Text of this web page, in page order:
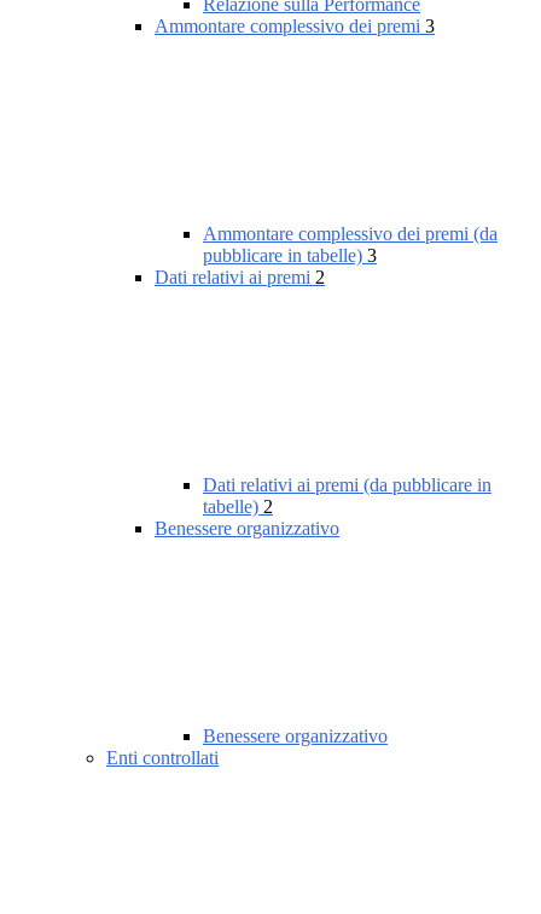
Relazione sulla Performance
Ammontare complessivo dei premi 3
Ammontare complessivo dei premi (da
pubblicare in tabelle) 3
Dati relativi ai premi 2
Dati relativi ai premi (da pubblicare in
tabelle) 2
Benessere organizzativo
Benessere organizzativo
Enti controllati